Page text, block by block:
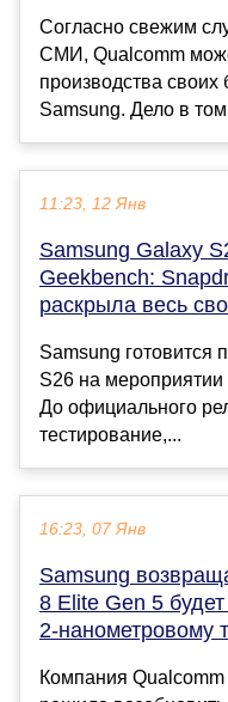
Согласно свежим
СМИ, Qualcomm
производства
Samsung. Дело в
11:23, 12 Янв
Samsung Galaxy
Geekbench:
раскрыла весь
Samsung готовится
S26 на
До официального
тестирование,...
16:23, 07 Янв
Samsung
8 Elite Gen 5
2-нанометровому
Компания Qualcomm